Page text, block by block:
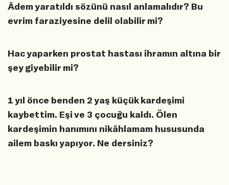
Âdem yaratıldı sözünü nasıl anlamalıdır? Bu
evrim faraziyesine delil olabilir mi?
Hac yaparken prostat hastası ihramın altına bir
şey giyebilir mi?
1 yıl önce benden 2 yaş küçük kardeşimi
kaybettim. Eşi ve 3 çocuğu kaldı. Ölen
kardeşimin hanımını nikâhlamam hususunda
ailem baskı yapıyor. Ne dersiniz?